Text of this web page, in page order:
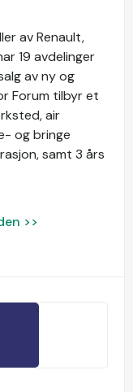
av Renault,
19 avdelinger
av ny og
Forum tilbyr et
air
og bringe
samt 3 års
>>